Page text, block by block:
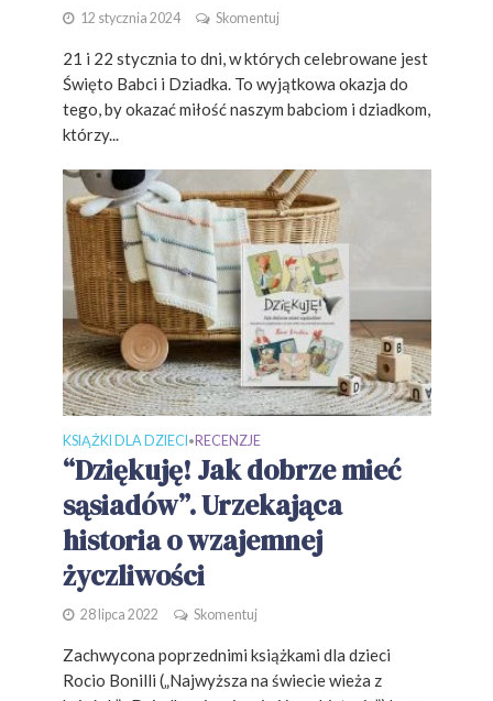
12 stycznia 2024 Skomentuj
21 i 22 stycznia to dni, w których celebrowane jest
Święto Babci i Dziadka. To wyjątkowa okazja do
tego, by okazać miłość naszym babciom i dziadkom,
którzy...
KSIĄŻKI DLA DZIECI•RECENZJE
“Dziękuję! Jak dobrze mieć
sąsiadów”. Urzekająca
historia o wzajemnej
życzliwości
28 lipca 2022 Skomentuj
Zachwycona poprzednimi książkami dla dzieci
Rocio Bonilli („Najwyższa na świecie wieża z